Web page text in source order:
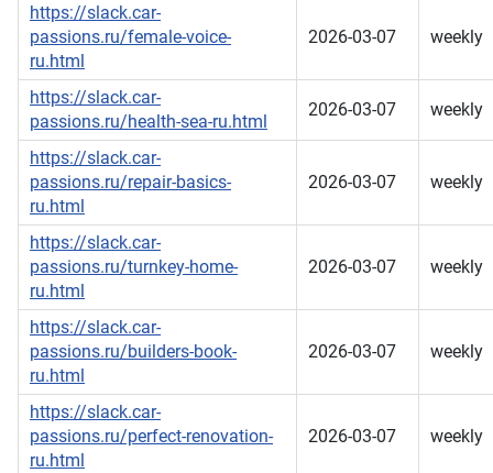
https://slack.car-
passions.ru/female-voice-
ru.html
2026-03-07 weekly
https://slack.car-
passions.ru/health-sea-ru.html
2026-03-07 weekly
https://slack.car-
passions.ru/repair-basics-
ru.html
2026-03-07 weekly
https://slack.car-
passions.ru/turnkey-home-
ru.html
2026-03-07 weekly
https://slack.car-
passions.ru/builders-book-
ru.html
2026-03-07 weekly
https://slack.car-
passions.ru/perfect-renovation-
ru.html
2026-03-07 weekly